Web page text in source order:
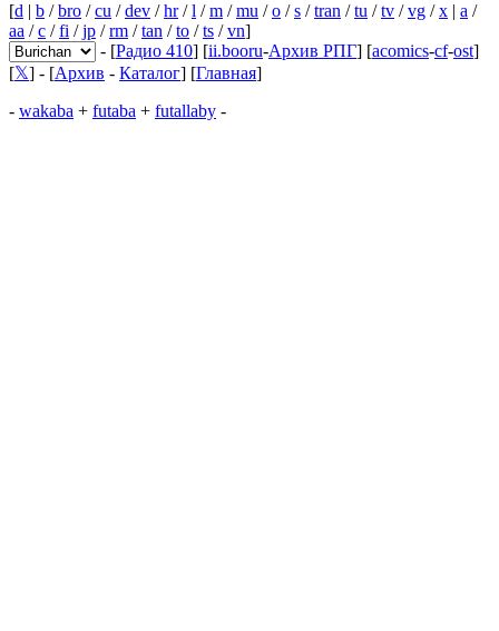
[d | b /bro /cu /dev /hr/l /m /mu /o /s /tran /tu /tv /vg /x | a /
aa /c /fi /jp /rm /tan /to /ts /vn]
- [Радио 410] [ii.booru-Архив РПГ] [acomics-cf-ost]
[𝕏] - [Архив - Каталог] [Главная]
- wakaba + futaba + futallaby -